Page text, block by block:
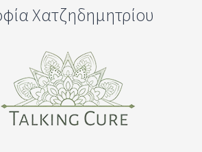
Χατζηδημητρίου